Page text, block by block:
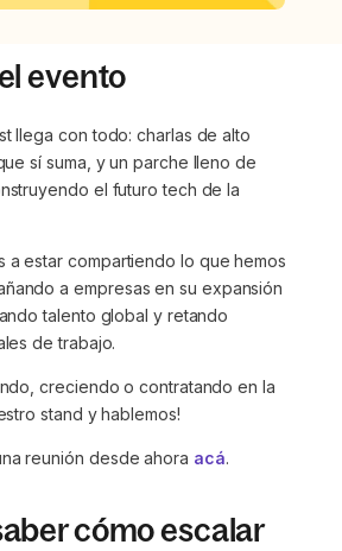
evento
llega con todo: charlas de alto
sí suma, y un parche lleno de
el futuro tech de la
a estar compartiendo lo que hemos
a empresas en su expansión
talento global y retando
de trabajo.
creciendo o contratando en la
stand y hablemos!
reunión desde ahora acá.
cómo escalar